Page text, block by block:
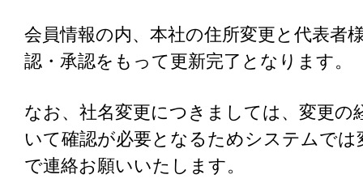
会員情報の内、本社の住所変更と代表者
認・承認をもって更新完了となります。
なお、社名変更につきましては、変更の
いて確認が必要となるためシステムで
で連絡お願いいたします。